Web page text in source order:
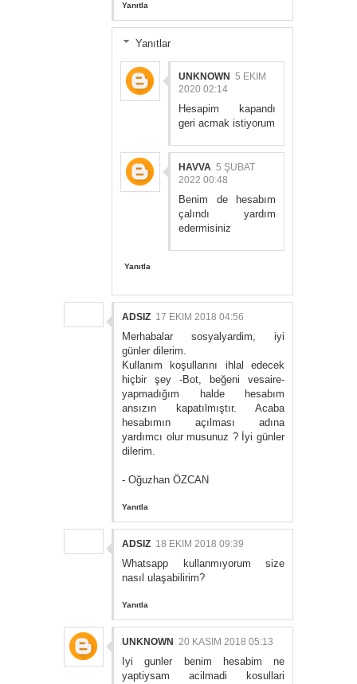
Yanıtla
Yanıtlar
UNKNOWN 5 EKIM
2020 02:14
Hesapim kapandı
geri acmak istiyorum
HAVVA 5 ŞUBAT
2022 00:48
Benim de hesabım
çalındı yardım
edermisiniz
Yanıtla
ADSIZ 17 EKIM 2018 04:56
Merhabalar sosyalyardim, iyi
günler dilerim.
Kullanım koşullarını ihlal edecek
hiçbir şey -Bot, beğeni vesaire-
yapmadığım halde hesabım
ansızın kapatılmıştır. Acaba
hesabımın açılması adına
yardımcı olur musunuz ? İyi günler
dilerim.
- Oğuzhan ÖZCAN
Yanıtla
ADSIZ 18 EKIM 2018 09:39
Whatsapp kullanmıyorum size
nasıl ulaşabilirim?
Yanıtla
UNKNOWN 20 KASIM 2018 05:13
Iyi gunler benim hesabim ne
yaptiysam acilmadi kosullari